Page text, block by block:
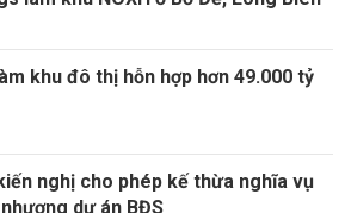
khu đô thị hỗn hợp hơn 49.000 tỷ
nghị cho phép kế thừa nghĩa vụ
dự án BĐS